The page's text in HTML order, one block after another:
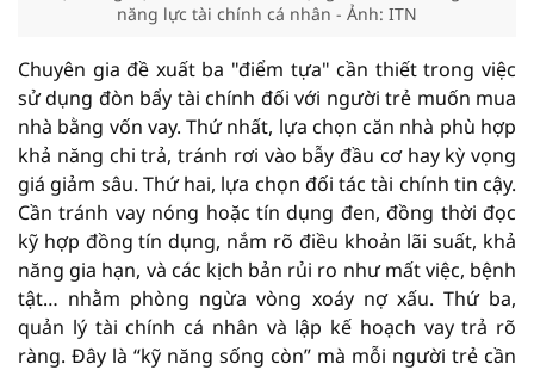
năng lực tài chính cá nhân - Ảnh: ITN
Chuyên gia đề xuất ba "điểm tựa" cần thiết trong việc
sử dụng đòn bẩy tài chính đối với người trẻ muốn mua
nhà bằng vốn vay. Thứ nhất, lựa chọn căn nhà phù hợp
khả năng chi trả, tránh rơi vào bẫy đầu cơ hay kỳ vọng
giá giảm sâu. Thứ hai, lựa chọn đối tác tài chính tin cậy.
Cần tránh vay nóng hoặc tín dụng đen, đồng thời đọc
kỹ hợp đồng tín dụng, nắm rõ điều khoản lãi suất, khả
năng gia hạn, và các kịch bản rủi ro như mất việc, bệnh
tật… nhằm phòng ngừa vòng xoáy nợ xấu. Thứ ba,
quản lý tài chính cá nhân và lập kế hoạch vay trả rõ
ràng. Đây là “kỹ năng sống còn” mà mỗi người trẻ cần